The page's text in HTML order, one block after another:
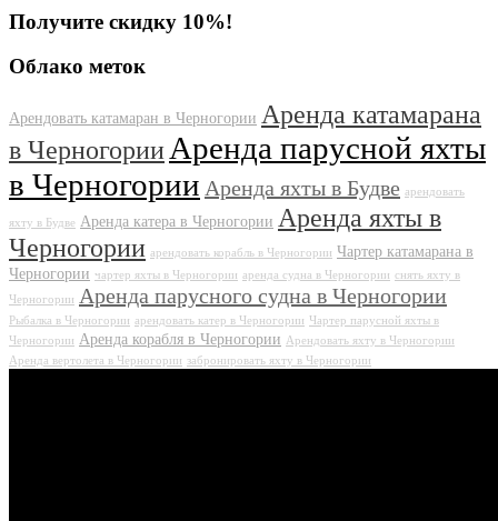
Получите скидку 10%!
Облако меток
Арендовать катамаран в Черногории Аренда катамарана
в Черногории Аренда парусной яхты
в Черногории Аренда яхты в Будве арендовать
яхту в Будве Аренда катера в Черногории Аренда яхты в
Черногории арендовать корабль в Черногории Чартер катамарана в
Черногории чартер яхты в Черногории аренда судна в Черногории снять яхту в
Черногории
Аренда парусного судна в Черногории
Рыбалка в Черногории арендовать катер в Черногории Чартер парусной яхты в
Черногории Аренда корабля в Черногории Арендовать яхту в Черногории
Аренда вертолета в Черногории забронировать яхту в Черногории